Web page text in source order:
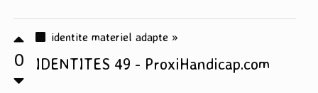
0
identite materiel adapte »
IDENTITES 49 - ProxiHandicap.com